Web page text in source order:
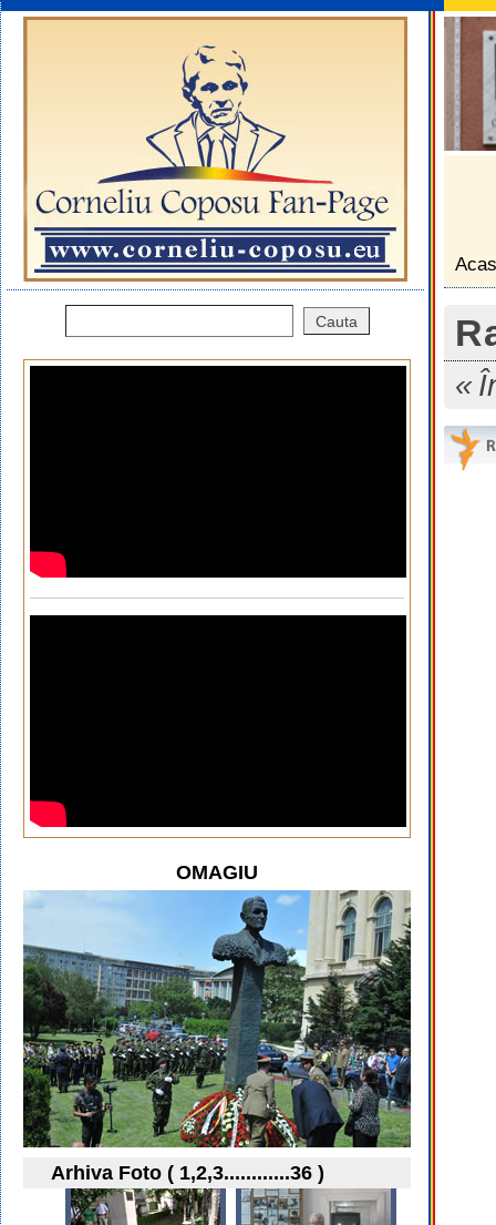
OMAGIU
Arhiva Foto ( 1,2,3............36 )